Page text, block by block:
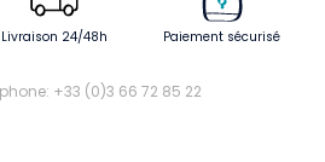
Livraison 24/48h Paiement sécurisé
+33 (0)3 66 72 85 22